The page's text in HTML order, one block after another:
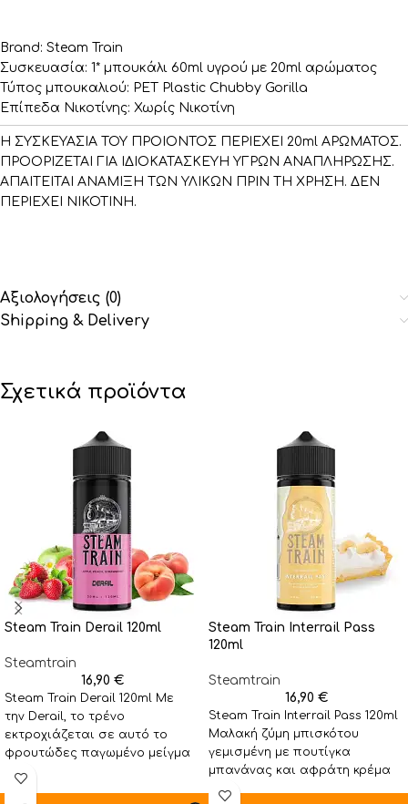
Brand: Steam Train
Συσκευασία: 1* μπουκάλι 60ml υγρού με 20ml αρώματος
Τύπος μπουκαλιού: PET Plastic Chubby Gorilla
Επίπεδα Νικοτίνης: Χωρίς Νικοτίνη
Η ΣΥΣΚΕΥΑΣΙΑ ΤΟΥ ΠΡΟΙΟΝΤΟΣ ΠΕΡΙΕΧΕΙ 20ml ΑΡΩΜΑΤΟΣ.
ΠΡΟΟΡΙΖΕΤΑΙ ΓΙΑ ΙΔΙΟΚΑΤΑΣΚΕΥΗ ΥΓΡΩΝ ΑΝΑΠΛΗΡΩΣΗΣ.
ΑΠΑΙΤΕΙΤΑΙ ΑΝΑΜΙΞΗ ΤΩΝ ΥΛΙΚΩΝ ΠΡΙΝ ΤΗ ΧΡΗΣΗ. ΔΕΝ
ΠΕΡΙΕΧΕΙ ΝΙΚΟΤΙΝΗ.
Αξιολογήσεις (0)
Shipping & Delivery
Σχετικά προϊόντα
Steam Train Derail 120ml
Steamtrain
16,90 €
Steam Train Derail 120ml Με
την Derail, το τρένο
εκτροχιάζεται σε αυτό το
φρουτώδες παγωμένο μείγμα
από ζουμερά τραγανά
Steam Train Interrail Pass
120ml
Steamtrain
16,90 €
Steam Train Interrail Pass 120ml
Μαλακή ζύμη μπισκότου
γεμισμένη με πουτίγκα
μπανάνας και αφράτη κρέμα
βανίλιας, κομμάτια ώριμης